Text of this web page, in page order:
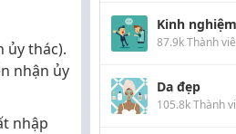
ủy thác).
nhận ủy
nhập
Kinh
87.9k Thành
Da đẹp
105.8k Thành